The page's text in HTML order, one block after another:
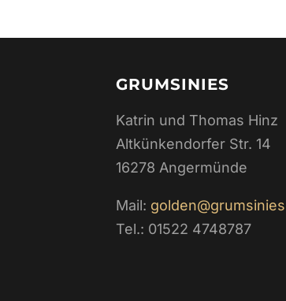
GRUMSINIES
Katrin und Thomas Hinz
Altkünkendorfer Str. 14
16278 Angermünde
Mail:
Tel.: 01522 4748787